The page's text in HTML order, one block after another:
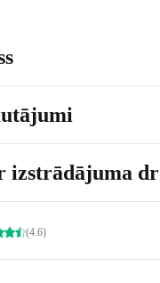
– tavi mīļākie mirkļi
A18 procesors
ātrāko iespējamo
filmas,
– bagātīgas
ļauj jums
(4.6)